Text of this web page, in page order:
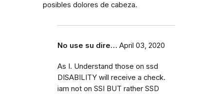
posibles dolores de cabeza.
No use su dire… April 03, 2020
As I. Understand those on ssd
DISABILITY will receive a check.
iam not on SSI BUT rather SSD